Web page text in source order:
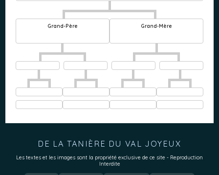
Grand-Père Grand-Mère
DE LA TANIÈRE DU VAL JOYEUX
Les textes et les images sont la propriété exclusive de ce site - Reproduction
Interdite